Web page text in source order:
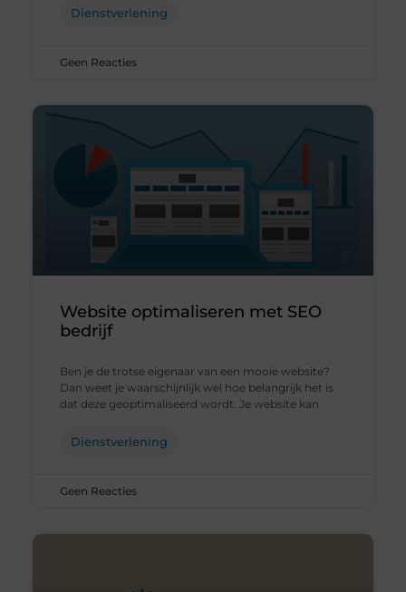
Dienstverlening
Geen Reacties
Website optimaliseren met SEO
bedrijf
Ben je de trotse eigenaar van een mooie website?
Dan weet je waarschijnlijk wel hoe belangrijk het is
dat deze geoptimaliseerd wordt. Je website kan
Dienstverlening
Geen Reacties